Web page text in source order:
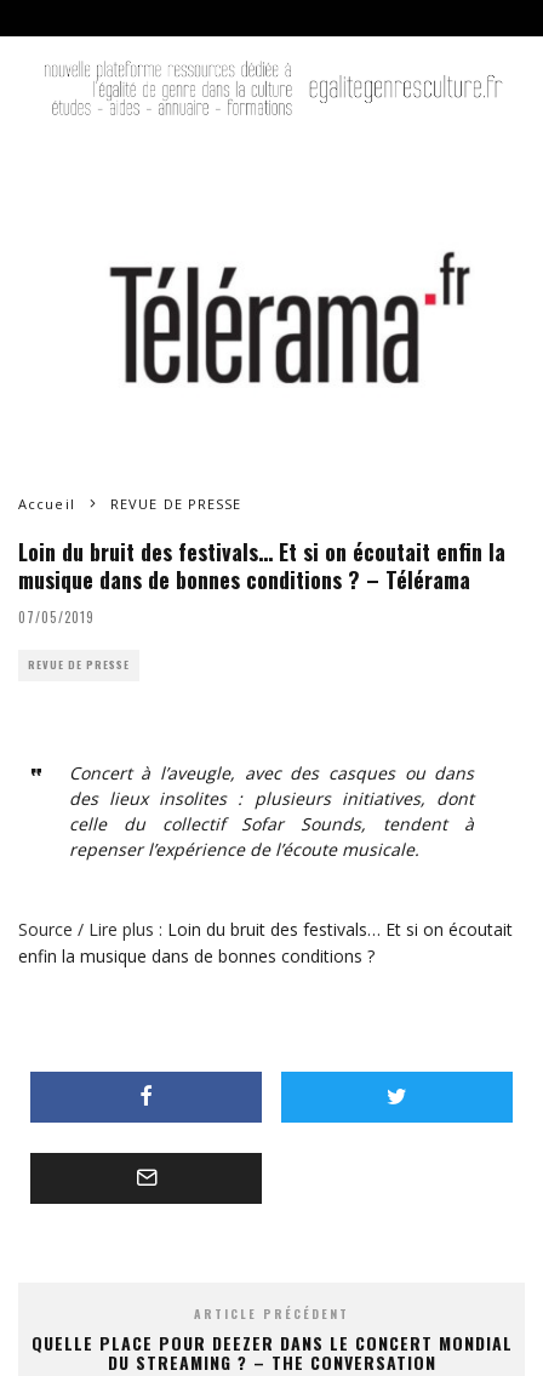
Accueil REVUE DE PRESSE
Loin du bruit des festivals… Et si on écoutait enfin la
musique dans de bonnes conditions ? – Télérama
07/05/2019
REVUE DE PRESSE
Concert à l’aveugle, avec des casques ou dans
des lieux insolites : plusieurs initiatives, dont
celle du collectif Sofar Sounds, tendent à
repenser l’expérience de l’écoute musicale.
Source / Lire plus : Loin du bruit des festivals… Et si on écoutait
enfin la musique dans de bonnes conditions ?
ARTICLE PRÉCÉDENT
QUELLE PLACE POUR DEEZER DANS LE CONCERT MONDIAL
DU STREAMING ? – THE CONVERSATION